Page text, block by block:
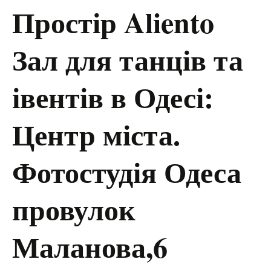
Простір Aliento
Зал для танців та
івентів в Одесі:
Центр міста.
Фотостудія Одеса
провулок
Маланова,6